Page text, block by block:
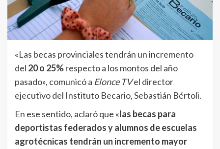
«Las becas provinciales tendrán un incremento
del 20 o 25%respecto a los montos del año
pasado», comunicó a Elonce TVel director
ejecutivo del Instituto Becario, Sebastián Bértoli.
En ese sentido, aclaró que «las becas para
deportistas federados y alumnos de escuelas
agrotécnicas tendrán un incremento mayor